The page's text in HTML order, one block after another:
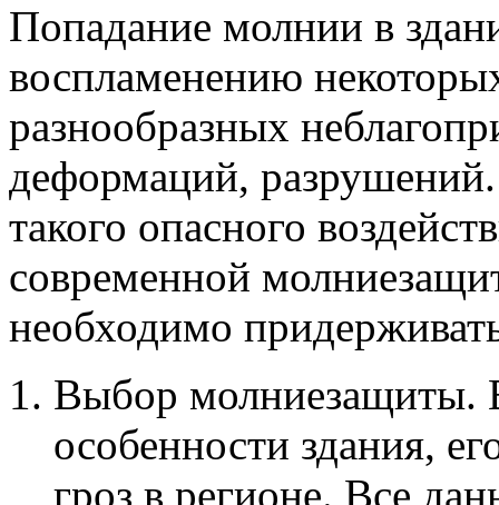
Попадание молнии в
воспламенению
разнообразных
деформаций,
такого опасного
современной
необходимо
Выбор молниезащиты.
особенности здания,
гроз в регионе. Все